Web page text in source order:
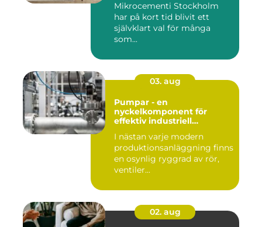
Mikrocementi Stockholm
har på kort tid blivit ett
självklart val för många
som...
03. aug
Pumpar - en
nyckelkomponent för
effektiv industriell
I nästan varje modern
produktionsanläggning finns
en osynlig ryggrad av rör,
ventiler...
02. aug